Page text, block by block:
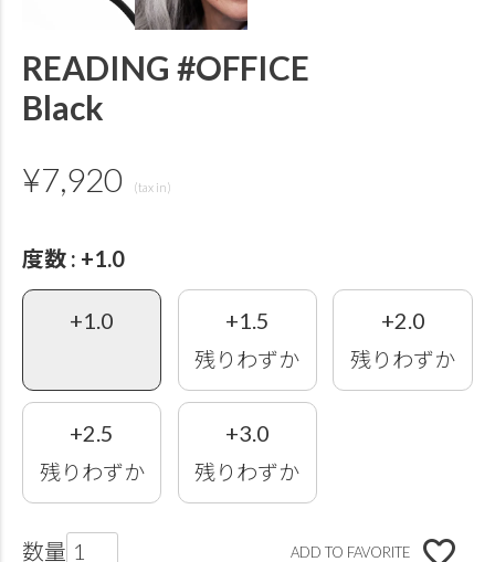
READING #OFFICE
Black
¥7,920
度数 +1.0
+1.0 +1.5
残りわずか
+2.0
残りわずか
+2.5
残りわずか
+3.0
残りわずか
ADD TO FAVORITE